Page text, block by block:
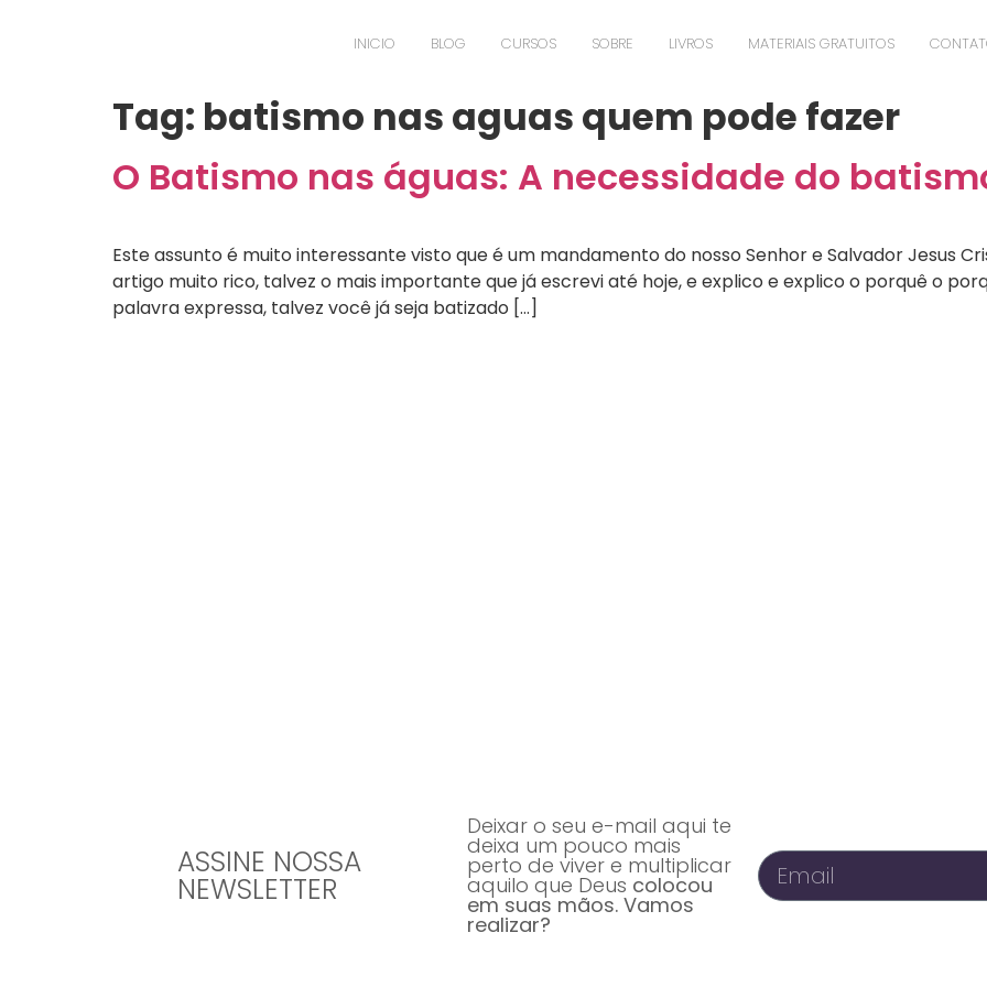
INICIO BLOG CURSOS SOBRE LIVROS MATERIAIS GRATUITOS
Tag: batismo nas aguas quem pode fazer
O Batismo nas águas: A necessidade do
Este assunto é muito interessante visto que é um mandamento do nosso Senhor e Salvador Jesus
artigo muito rico, talvez o mais importante que já escrevi até hoje, e explico e explico o porquê o
palavra expressa, talvez você já seja batizado […]
ASSINE NOSSA
NEWSLETTER
Deixar o seu e-mail aqui te
deixa um pouco mais
perto de viver e multiplicar
aquilo que Deus colocou
em suas mãos. Vamos
realizar?